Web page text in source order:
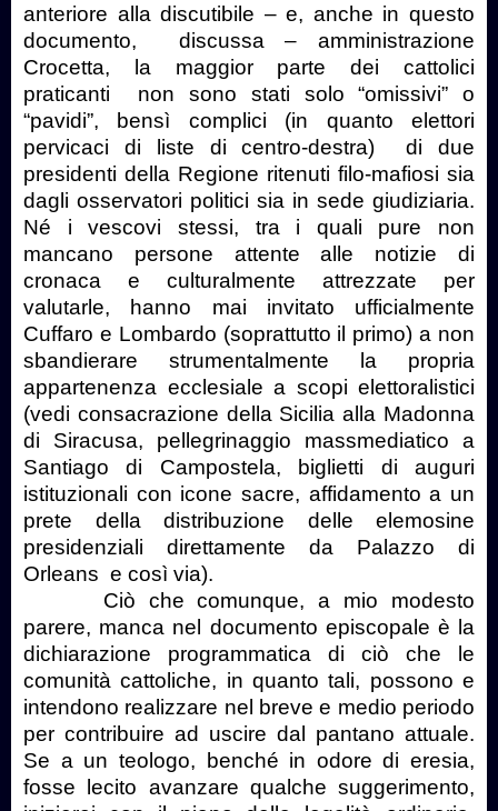
anteriore alla discutibile – e, anche in questo
documento,
discussa – amministrazione
Crocetta, la maggior parte dei cattolici
praticanti
non sono stati solo “omissivi” o
“pavidi”, bensì complici (in quanto elettori
pervicaci di liste di centro-destra)
di due
presidenti della Regione ritenuti filo-mafiosi sia
dagli osservatori politici sia in sede giudiziaria.
Né i vescovi stessi, tra i quali pure non
mancano persone attente alle notizie di
cronaca e culturalmente attrezzate per
valutarle, hanno mai invitato ufficialmente
Cuffaro e Lombardo (soprattutto il primo) a non
sbandierare strumentalmente la propria
appartenenza ecclesiale a scopi elettoralistici
(vedi consacrazione della Sicilia alla Madonna
di Siracusa, pellegrinaggio massmediatico a
Santiago di Campostela, biglietti di auguri
istituzionali con icone sacre, affidamento a un
prete della distribuzione delle elemosine
presidenziali direttamente da Palazzo di
Orleans e così via).
Ciò che comunque, a mio modesto
parere, manca nel documento episcopale è la
dichiarazione programmatica di ciò che le
comunità cattoliche, in quanto tali, possono e
intendono realizzare nel breve e medio periodo
per contribuire ad uscire dal pantano attuale.
Se a un teologo, benché in odore di eresia,
fosse lecito avanzare qualche suggerimento,